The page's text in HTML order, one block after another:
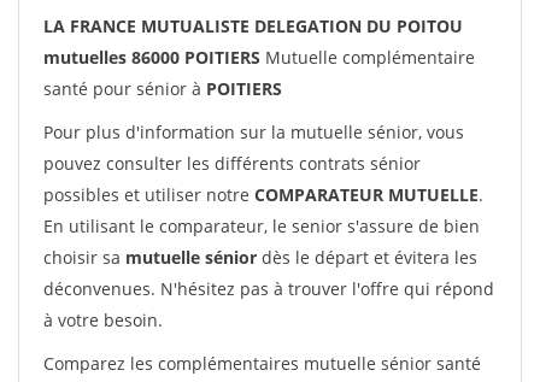
LA FRANCE MUTUALISTE DELEGATION DU POITOU
mutuelles 86000 POITIERS Mutuelle complémentaire
santé pour sénior à POITIERS
Pour plus d'information sur la mutuelle sénior, vous
pouvez consulter les différents contrats sénior
possibles et utiliser notre COMPARATEUR MUTUELLE.
En utilisant le comparateur, le senior s'assure de bien
choisir sa mutuelle sénior dès le départ et évitera les
déconvenues. N'hésitez pas à trouver l'offre qui répond
à votre besoin.
Comparez les complémentaires mutuelle sénior santé